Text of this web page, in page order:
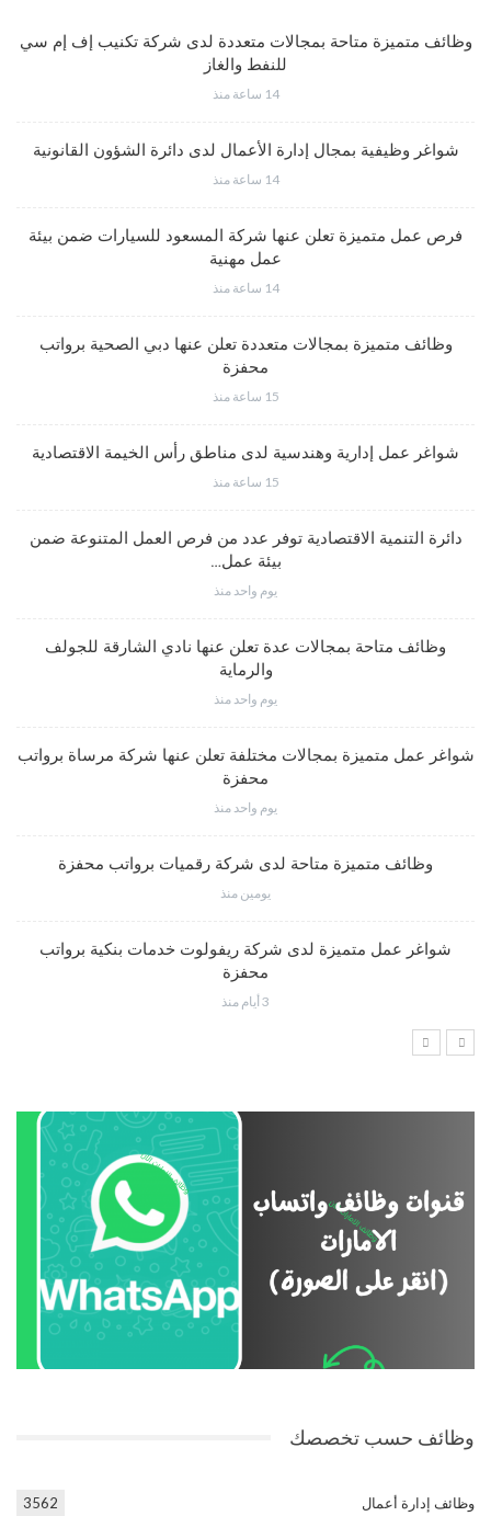
وظائف متميزة متاحة بمجالات متعددة لدى شركة تكنيب إف إم سي
للنفط والغاز
14 ساعة منذ
شواغر وظيفية بمجال إدارة الأعمال لدى دائرة الشؤون القانونية
14 ساعة منذ
فرص عمل متميزة تعلن عنها شركة المسعود للسيارات ضمن بيئة
عمل مهنية
14 ساعة منذ
وظائف متميزة بمجالات متعددة تعلن عنها دبي الصحية برواتب
محفزة
15 ساعة منذ
شواغر عمل إدارية وهندسية لدى مناطق رأس الخيمة الاقتصادية
15 ساعة منذ
دائرة التنمية الاقتصادية توفر عدد من فرص العمل المتنوعة ضمن
بيئة عمل…
يوم واحد منذ
وظائف متاحة بمجالات عدة تعلن عنها نادي الشارقة للجولف
والرماية
يوم واحد منذ
شواغر عمل متميزة بمجالات مختلفة تعلن عنها شركة مرساة برواتب
محفزة
يوم واحد منذ
وظائف متميزة متاحة لدى شركة رقميات برواتب محفزة
يومين منذ
شواغر عمل متميزة لدى شركة ريفولوت خدمات بنكية برواتب
محفزة
3 أيام منذ
وظائف حسب تخصصك
وظائف إدارة أعمال 3562